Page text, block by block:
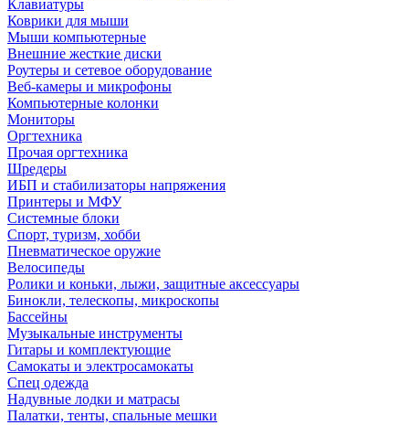
Клавиатуры
Коврики для мыши
Мыши компьютерные
Внешние жесткие диски
Роутеры и сетевое оборудование
Веб-камеры и микрофоны
Компьютерные колонки
Мониторы
Оргтехника
Прочая оргтехника
Шредеры
ИБП и стабилизаторы напряжения
Принтеры и МФУ
Системные блоки
Спорт, туризм, хобби
Пневматическое оружие
Велосипеды
Ролики и коньки, лыжи, защитные аксессуары
Бинокли, телескопы, микроскопы
Бассейны
Музыкальные инструменты
Гитары и комплектующие
Самокаты и электросамокаты
Спец одежда
Надувные лодки и матрасы
Палатки, тенты, спальные мешки